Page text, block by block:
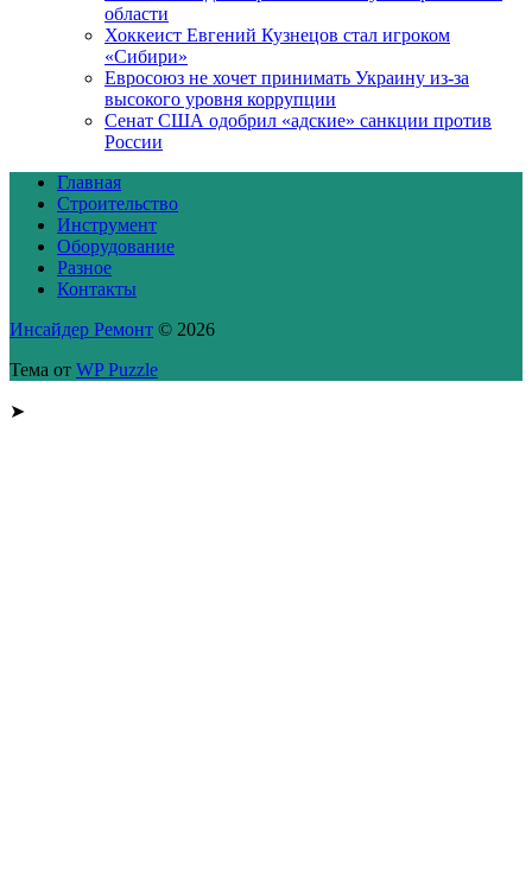
области
Хоккеист Евгений Кузнецов стал игроком
«Сибири»
Евросоюз не хочет принимать Украину из-за
высокого уровня коррупции
Сенат США одобрил «адские» санкции против
России
Главная
Строительство
Инструмент
Оборудование
Разное
Контакты
Инсайдер Ремонт © 2026
Тема от WP Puzzle
➤